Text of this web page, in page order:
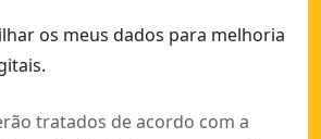
os meus dados para melhoria
tratados de acordo com a